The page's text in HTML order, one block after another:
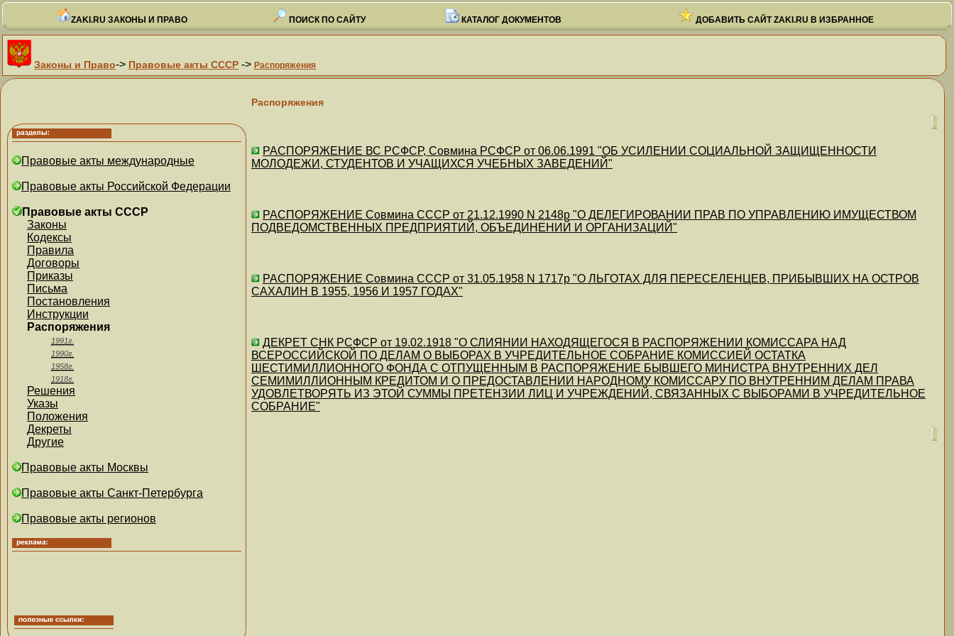
ZAKI.RU ЗАКОНЫ И ПРАВО ПОИСК ПО САЙТУ КАТАЛОГ ДОКУМЕНТОВ ДОБАВИТЬ САЙТ ZAKI.RU В ИЗБРАННОЕ
Законы и Право-> Правовые акты СССР -> Распоряжения
Правовые акты международные
Правовые акты Российской Федерации
Правовые акты СССР
Законы
Кодексы
Правила
Договоры
Приказы
Письма
Постановления
Инструкции
Распоряжения
1991г.
1990г.
1958г.
1918г.
Решения
Указы
Положения
Декреты
Другие
Правовые акты Москвы
Правовые акты Санкт-Петербурга
Правовые акты регионов
Распоряжения
РАСПОРЯЖЕНИЕ ВС РСФСР, Совмина РСФСР от 06.06.1991 "ОБ УСИЛЕНИИ СОЦИАЛЬНОЙ ЗАЩИЩЕННОСТИ
МОЛОДЕЖИ, СТУДЕНТОВ И УЧАЩИХСЯ УЧЕБНЫХ ЗАВЕДЕНИЙ"
РАСПОРЯЖЕНИЕ Совмина СССР от 21.12.1990 N 2148р "О ДЕЛЕГИРОВАНИИ ПРАВ ПО УПРАВЛЕНИЮ ИМУЩЕСТВОМ
ПОДВЕДОМСТВЕННЫХ ПРЕДПРИЯТИЙ, ОБЪЕДИНЕНИЙ И ОРГАНИЗАЦИЙ"
РАСПОРЯЖЕНИЕ Совмина СССР от 31.05.1958 N 1717р "О ЛЬГОТАХ ДЛЯ ПЕРЕСЕЛЕНЦЕВ, ПРИБЫВШИХ НА ОСТРОВ
САХАЛИН В 1955, 1956 И 1957 ГОДАХ"
ДЕКРЕТ СНК РСФСР от 19.02.1918 "О СЛИЯНИИ НАХОДЯЩЕГОСЯ В РАСПОРЯЖЕНИИ КОМИССАРА НАД
ВСЕРОССИЙСКОЙ ПО ДЕЛАМ О ВЫБОРАХ В УЧРЕДИТЕЛЬНОЕ СОБРАНИЕ КОМИССИЕЙ ОСТАТКА
ШЕСТИМИЛЛИОННОГО ФОНДА С ОТПУЩЕННЫМ В РАСПОРЯЖЕНИЕ БЫВШЕГО МИНИСТРА ВНУТРЕННИХ ДЕЛ
СЕМИМИЛЛИОННЫМ КРЕДИТОМ И О ПРЕДОСТАВЛЕНИИ НАРОДНОМУ КОМИССАРУ ПО ВНУТРЕННИМ ДЕЛАМ ПРАВА
УДОВЛЕТВОРЯТЬ ИЗ ЭТОЙ СУММЫ ПРЕТЕНЗИИ ЛИЦ И УЧРЕЖДЕНИЙ, СВЯЗАННЫХ С ВЫБОРАМИ В УЧРЕДИТЕЛЬНОЕ
СОБРАНИЕ"